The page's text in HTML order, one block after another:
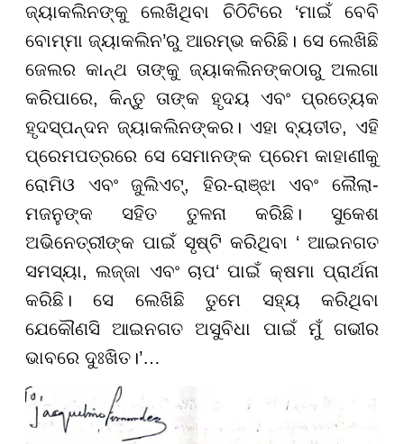
ଜ୍ୟାକଲିନଙ୍କୁ ଲେଖିଥିବା ଚିଠିଟିରେ ‘ମାଇଁ ବେବି
ବୋମ୍ମା ଜ୍ୟାକଲିନ’ରୁ ଆରମ୍ଭ କରିଛି। ସେ ଲେଖିଛି
ଜେଲର କାନ୍ଥ ତାଙ୍କୁ ଜ୍ୟାକଲିନଙ୍କଠାରୁ ଅଲଗା
କରିପାରେ, କିନ୍ତୁ ତାଙ୍କ ହୃଦୟ ଏବଂ ପ୍ରତ୍ୟେକ
ହୃଦସ୍ପନ୍ଦନ ଜ୍ୟାକଲିନଙ୍କର। ଏହା ବ୍ୟତୀତ, ଏହି
ପ୍ରେମପତ୍ରରେ ସେ ସେମାନଙ୍କ ପ୍ରେମ କାହାଣୀକୁ
ରୋମିଓ ଏବଂ ଜୁଲିଏଟ୍, ହିର-ରାଞ୍ଝା ଏବଂ ଲୈଲା-
ମଜନୁଙ୍କ ସହିତ ତୁଳନା କରିଛି। ସୁକେଶ
ଅଭିନେତ୍ରୀଙ୍କ ପାଇଁ ସୃଷ୍ଟି କରିଥିବା ‘ ଆଇନଗତ
ସମସ୍ୟା, ଲଜ୍ଜା ଏବଂ ଚାପ‘ ପାଇଁ କ୍ଷମା ପ୍ରାର୍ଥନା
କରିଛି। ସେ ଲେଖିଛି ତୁମେ ସହ୍ୟ କରିଥିବା
ଯେକୌଣସି ଆଇନଗତ ଅସୁବିଧା ପାଇଁ ମୁଁ ଗଭୀର
ଭାବରେ ଦୁଃଖିତ।’…